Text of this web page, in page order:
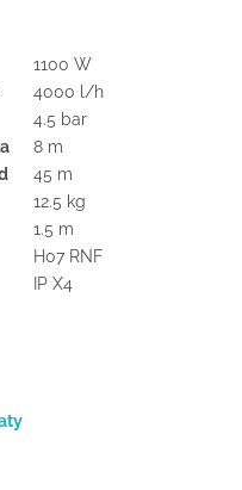
1100 W
4000 l/h
4.5 bar
8 m
45 m
12.5 kg
1.5 m
H07 RNF
IP X4